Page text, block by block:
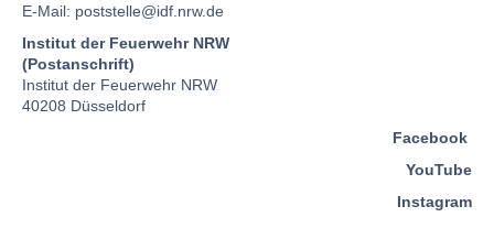
E-Mail: poststelle@idf.nrw.de
Institut der Feuerwehr NRW
(Postanschrift)
Institut der Feuerwehr NRW
40208 Düsseldorf
Facebook
YouTube
Instagram